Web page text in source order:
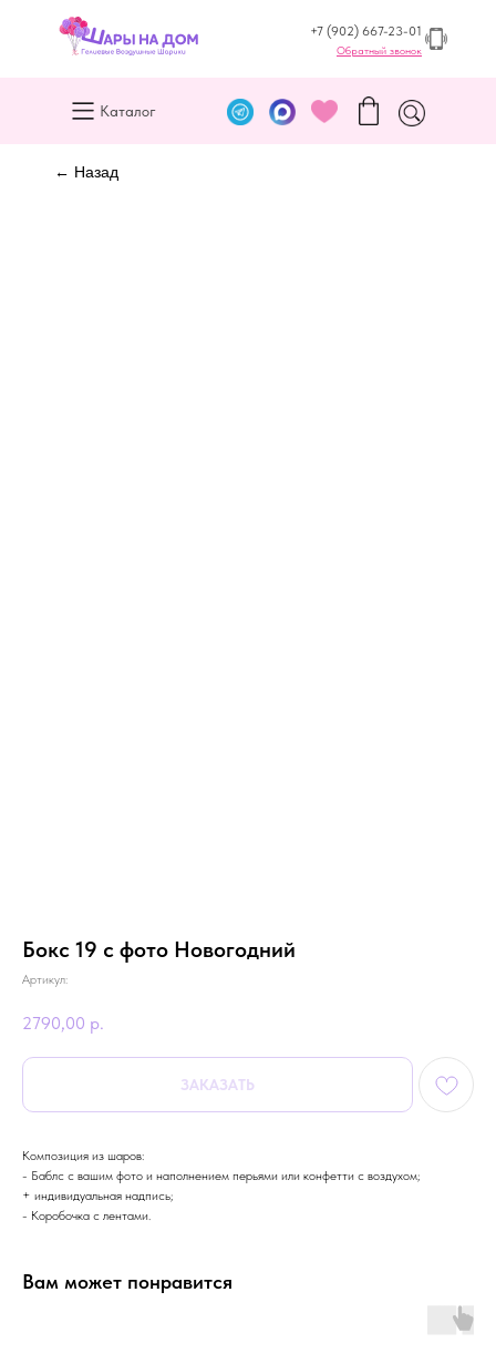
+7 (902) 667-23-01
Обратный звонок
Каталог
← Назад
Бокс 19 с фото Новогодний
Артикул:
2790,00 р.
ЗАКАЗАТЬ
Композиция из шаров:
- Баблс с вашим фото и наполнением перьями или конфетти с воздухом;
+ индивидуальная надпись;
- Коробочка с лентами.
Вам может понравится